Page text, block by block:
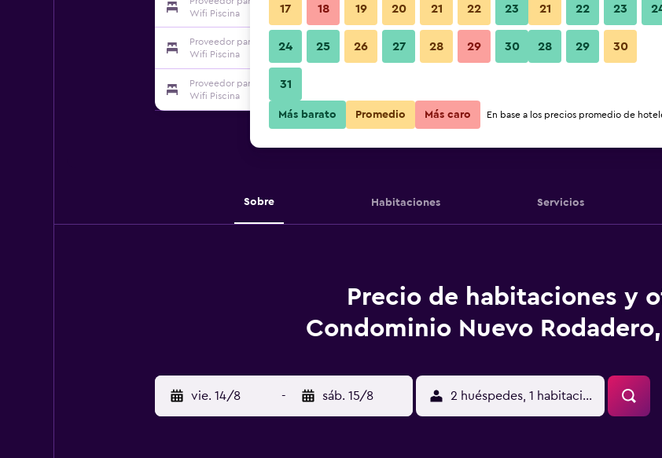
Wifi Piscina
Ver precios
Proveedor para Condominio Nuevo Rodadero,
Wifi Piscina
Ver precios
Proveedor para Condominio Nuevo Rodadero,
Wifi Piscina
Sobre Habitaciones Servicios
Precio de habitaciones y
Condominio Nuevo
vie. 14/8 - sáb. 15/8 2 huéspedes, 1 habitación
17 18 19 20 21 22 23
24 25 26 27 28 29 30
31
21 22 23
28 29 30
Más barato Promedio Más caro En base a los precios promedio de